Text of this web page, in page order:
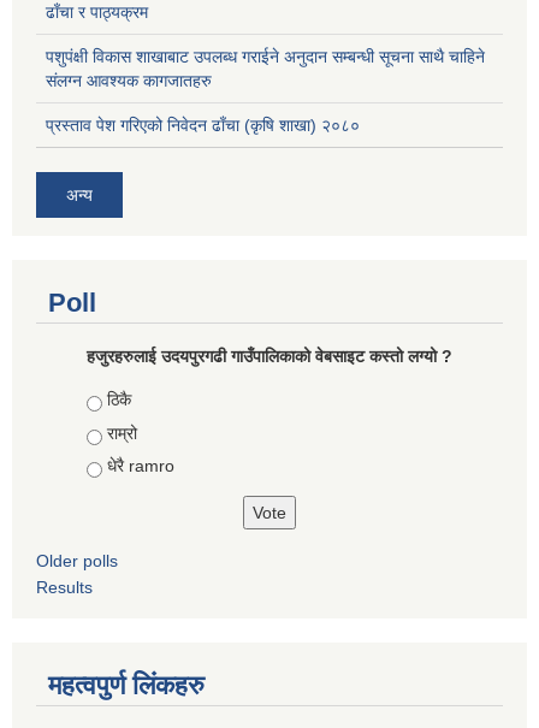
ढाँचा र पाठ्यक्रम
पशुपंक्षी विकास शाखाबाट उपलब्ध गराईने अनुदान सम्बन्धी सूचना साथै चाहिने
संलग्न आवश्यक कागजातहरु
प्रस्ताव पेश गरिएको निवेदन ढाँचा (कृषि शाखा) २०८०
अन्य
Poll
हजुरहरुलाई उदयपुरगढी गाउँपालिकाको वेबसाइट कस्तो लग्यो ?
Choices
ठिकै
राम्रो
धेरै ramro
Older polls
Results
महत्वपुर्ण लिंकहरु